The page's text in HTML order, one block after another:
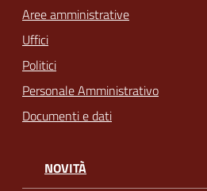
Aree amministrative
Uffici
Politici
Personale Amministrativo
Documenti e dati
NOVITÀ